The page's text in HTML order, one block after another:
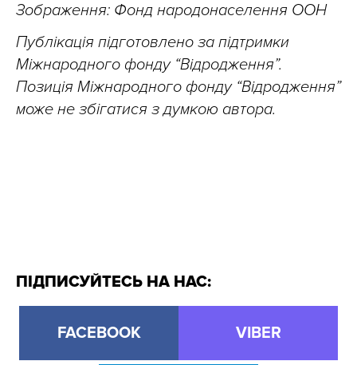
Зображення: Фонд народонаселення ООН
Публікація підготовлено за підтримки
Міжнародного фонду “Відродження”.
Позиція Міжнародного фонду “Відродження”
може не збігатися з думкою автора.
ПІДПИСУЙТЕСЬ НА НАС:
FACEBOOK VIBER